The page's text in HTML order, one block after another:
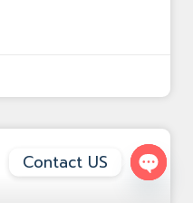
Contact US